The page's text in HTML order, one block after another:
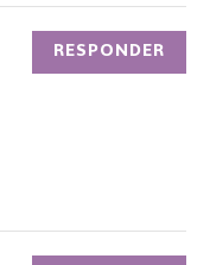
RESPONDER